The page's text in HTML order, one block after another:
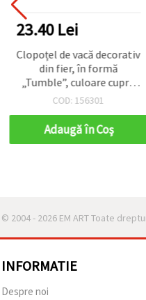
23.40 Lei
Clopoțel de vacă decorativ
din fier, în formă
„Tumble”, culoare cupru
antichizat / 47x48x34
COD: 156301
Adaugă în Coş
© 2004 - 2026 EM ART Toate
INFORMATIE
Despre noi